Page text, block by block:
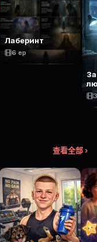
Лаберинт
6 ep
查看全部 ›